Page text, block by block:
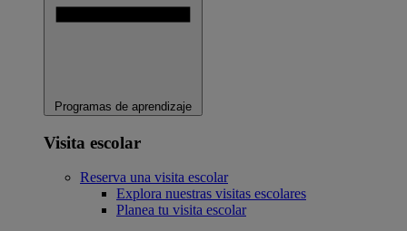
Programas de aprendizaje
Visita escolar
Reserva una visita escolar
Explora nuestras visitas escolares
Planea tu visita escolar